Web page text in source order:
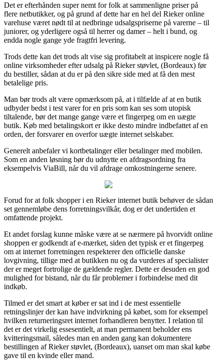
Det er efterhånden super nemt for folk at sammenligne priser på
flere netbutikker, og på grund af dette har en hel del Rieker online
varehuse været nødt til at nedbringe udsalgspriserne på varerne – til
juniorer, og yderligere også til herrer og damer – helt i bund, og
endda nogle gange yde fragtfri levering.
Trods dette kan det trods alt vise sig profitabelt at inspicere nogle få
online virksomheder efter udsalg på Rieker støvlet, (Bordeaux) før
du bestiller, sådan at du er på den sikre side med at få den mest
betalelige pris.
Man bør trods alt være opmærksom på, at i tilfælde af at en butik
udbyder bedst i test varer for en pris som kan ses som utopisk
tiltalende, bør det mange gange være et fingerpeg om en uægte
butik. Køb med betalingskort er ikke desto mindre indbefattet af en
orden, der forsvarer en overfor uægte internet selskaber.
Generelt anbefaler vi kortbetalinger eller betalinger med mobilen.
Som en anden løsning bør du udnytte en afdragsordning fra
eksempelvis ViaBill, når du vil afdrage omkostningerne senere.
Forud for at folk shopper i en Rieker internet butik behøver de sådan
set gennemløbe dens forretningsvilkår, dog er det undertiden et
omfattende projekt.
Et andet forslag kunne måske være at se nærmere på hvorvidt online
shoppen er godkendt af e-mærket, siden det typisk er et fingerpeg
om at internet forretningen respekterer den officielle danske
lovgivning, tillige med at butikken nu og da vurderes af specialister
der er meget fortrolige de gældende regler. Dette er desuden en god
mulighed for bistand, når du får problemer i forbindelse med dit
indkøb.
Tilmed er det smart at køber er sat ind i de mest essentielle
retningslinjer der kan have indvirkning på købet, som for eksempel
hvilken returneringsret internet forhandleren benytter. I relation til
det er det virkelig essesentielt, at man permanent beholder ens
kvitteringsmail, således man en anden gang kan dokumentere
bestillingen af Rieker støvlet, (Bordeaux), uanset om man skal købe
gave til en kvinde eller mand.